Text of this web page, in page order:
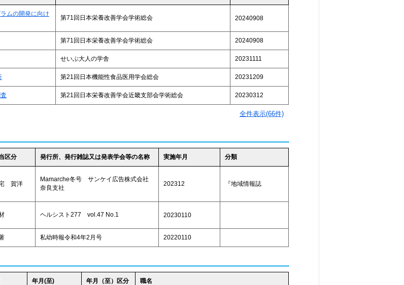
ムの開発に向け
第71回日本栄養改善学会学術総会 20240908
第71回日本栄養改善学会学術総会 20240908
せいぶ大人の学舎 20231111
第21回日本機能性食品医用学会総会 20231209
第21回日本栄養改善学会近畿支部会学術総会 20230312
全件表示(66件)
区分 発行所、発行雑誌又は発表学会等の名称 実施年月 分類
賀洋
Mamarche冬号 サンケイ広告株式会社
奈良支社
202312 『地域情報誌
ヘルシスト277 vol.47 No.1 20230110
私幼時報令和4年2月号 20220110
年月(至) 年月（至）区分 職名